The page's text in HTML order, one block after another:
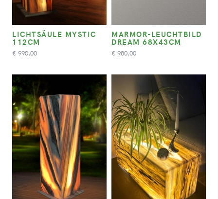
LICHTSÄULE MYSTIC
112CM
€ 990,00
MARMOR-LEUCHTBILD
DREAM 68X43CM
€ 980,00